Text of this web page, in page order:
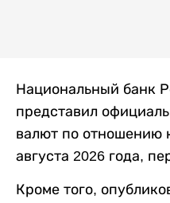
Национальный банк
представил
валют по отношению
августа 2026 года,
Кроме того,